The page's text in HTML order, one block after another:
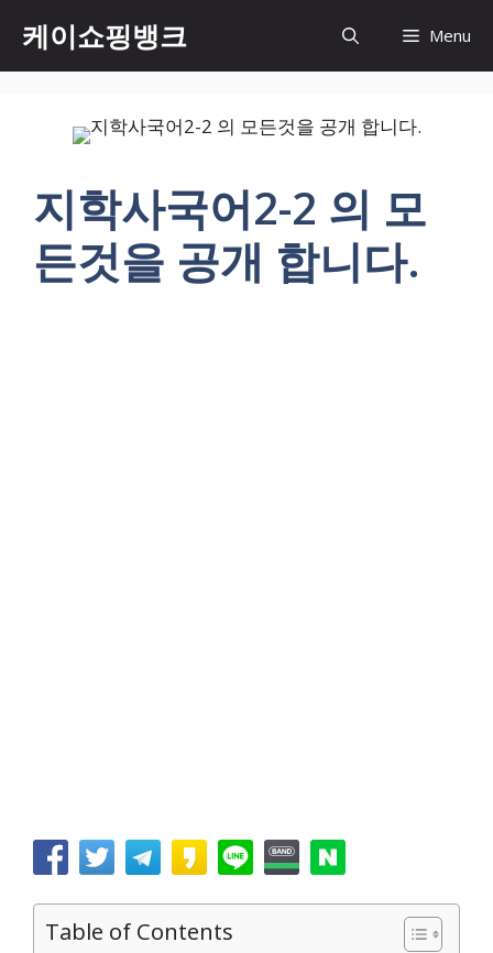
content
케이쇼핑뱅크 Menu
지학사국어2-2 의 모
든것을 공개 합니다.
Table of Contents